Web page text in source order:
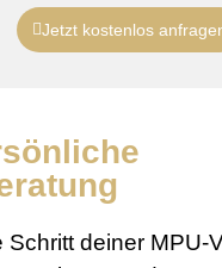
Jetzt kostenlos
Schritt deiner MPU-